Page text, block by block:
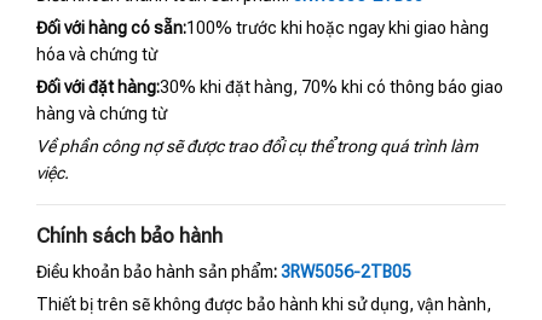
Đối với hàng có sẵn:100% trước khi hoặc ngay khi giao hàng
hóa và chứng từ
Đối với đặt hàng:30% khi đặt hàng, 70% khi có thông báo giao
hàng và chứng từ
Về phần công nợ sẽ được trao đổi cụ thể trong quá trình làm
việc.
Chính sách bảo hành
Điều khoản bảo hành sản phẩm:3RW5056-2TB05
Thiết bị trên sẽ không được bảo hành khi sử dụng, vận hành,